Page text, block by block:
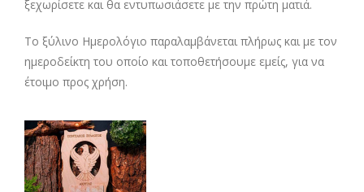
ξεχωρίσετε και θα εντυπωσιάσετε με την πρώτη ματιά.
Το ξύλινο Ημερολόγιο παραλαμβάνεται πλήρως και με τον
ημεροδείκτη του οποίο και τοποθετήσουμε εμείς, για να
έτοιμο προς χρήση.